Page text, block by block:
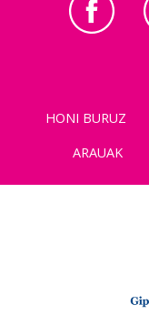
HONI BURUZ
ARAUAK